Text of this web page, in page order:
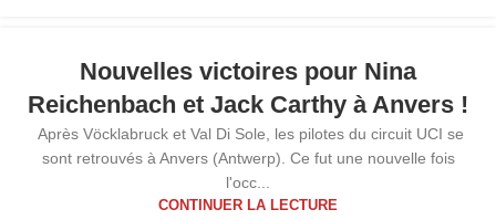
Nouvelles victoires pour Nina
Reichenbach et Jack Carthy à Anvers !
Après Vöcklabruck et Val Di Sole, les pilotes du circuit UCI se
sont retrouvés à Anvers (Antwerp). Ce fut une nouvelle fois
l'occ...
CONTINUER LA LECTURE